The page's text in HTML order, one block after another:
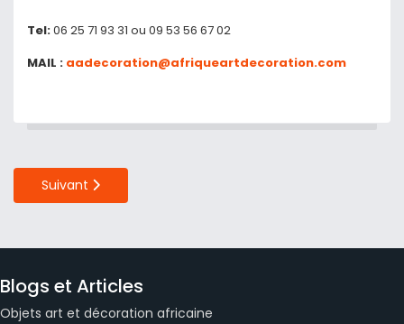
Tel:06 25 71 93 31 ou 09 53 56 67 02
MAIL : aadecoration@afriqueartdecoration.com
Article Suivant : Données Personnelles
Suivant
Blogs et Articles
Objets art et décoration africaine